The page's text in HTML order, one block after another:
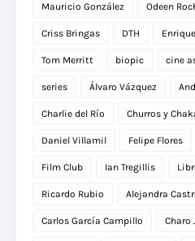
Mauricio González Odeen
Criss Bringas DTH
Tom Merritt biopic cine
series Álvaro Vázquez
Charlie del Río Churros y
Daniel Villamil Felipe Flores
Film Club Ian Tregillis
Ricardo Rubio Alejandra
Carlos García Campillo Charo